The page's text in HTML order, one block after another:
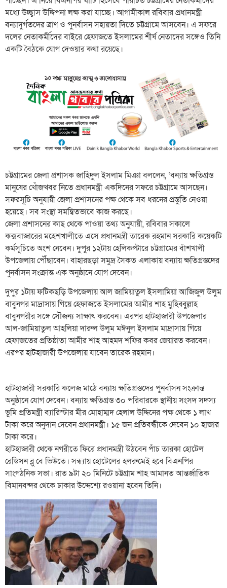
মধ্যে উচ্ছ্বাস উদ্দিপনা লক্ষ করা যাচ্ছে। আগামীকাল রবিবার প্রধানমন্ত্রী
বন্যাদুর্গতদের ত্রাণ ও পুনর্বাসন সহায়তা দিতে চট্টগ্রামে আসবেন। এ সফরে
দলের নেতাকর্মীদের বাইরে হেফাজতে ইসলামের শীর্ষ নেতাদের সঙ্গেও তিনি
একটি বৈঠকে যোগ দেওয়ার কথা রয়েছে।
চট্টগ্রামের জেলা প্রশাসক জাহিদুল ইসলাম মিঞা বললেন, ‘বন্যায় ক্ষতিগ্রস্ত
মানুষের খোঁজখবর নিতে প্রধানমন্ত্রী একদিনের সফরে চট্টগ্রামে আসছেন।
সফরসূচি অনুযায়ী জেলা প্রশাসনের পক্ষ থেকে সব ধরনের প্রস্তুতি নেওয়া
হয়েছে। সব সংস্থা সমন্বিতভাবে কাজ করছে।
জেলা প্রশাসনের কাছ থেকে পাওয়া তথ্য অনুযায়ী, রবিবার সকালে
কক্সবাজারের মহেশখালীতে এসে প্রধানমন্ত্রী তারেক রহমান সরকারি কয়েকটি
কর্মসূচিতে অংশ নেবেন। দুপুর ১২টায় হেলিকপ্টারে চট্টগ্রামের বাঁশখালী
উপজেলায় পৌঁছাবেন। বাহারছড়া সমুদ্র সৈকত এলাকায় বন্যায় ক্ষতিগ্রস্তদের
পুনর্বাসন সংক্রান্ত এক অনুষ্ঠানে যোগ দেবেন।
দুপুর ১টায় ফটিকছড়ি উপজেলায় আল জামিয়াতুল ইসলামিয়া আজিজুল উলুম
বাবুনগর মাদ্রাসায় গিয়ে হেফাজতে ইসলামের আমীর শাহ মুহিব্বুল্লাহ
বাবুনগরীর সঙ্গে সৌজন্য সাক্ষাৎ করবেন। এরপর হাটহাজারী উপজেলার
আল-জামিয়াতুল আহলিয়া দারুল উলুম মঈনুল ইসলাম মাদ্রাসায় গিয়ে
হেফাজতের প্রতিষ্ঠাতা আমীর শাহ আহমদ শফির কবর জেয়ারত করবেন।
এরপর হাটহাজারী উপজেলায় যাবেন তারেক রহমান।
হাটহাজারী সরকারি কলেজ মাঠে বন্যায় ক্ষতিগ্রস্তদের পুনর্বাসন সংক্রান্ত
অনুষ্ঠানে যোগ দেবেন। বন্যায় ক্ষতিগ্রস্ত ৩০ পরিবারকে স্থানীয় সংসদ সদস্য
ভূমি প্রতিমন্ত্রী ব্যারিস্টার মীর মোহাম্মদ হেলাল উদ্দিনের পক্ষ থেকে ১ লাখ
টাকা করে অনুদান দেবেন প্রধানমন্ত্রী। ১৫ জন প্রতিবন্ধীকে দেবেন ১০ হাজার
টাকা করে।
হাটহাজারী থেকে নগরীতে ফিরে প্রধানমন্ত্রী উঠবেন পাঁচ তারকা হোটেল
রেডিসন ব্লু বে ভিউতে। সন্ধ্যায় হোটেলের হলরুমেই হবে বিএনপির
সাংগঠনিক সভা। রাত ৯টা ২০ মিনিটে চট্টগ্রাম শাহ আমানত আন্তর্জাতিক
বিমানবন্দর থেকে ঢাকার উদ্দেশ্যে রওয়ানা হবেন তিনি।